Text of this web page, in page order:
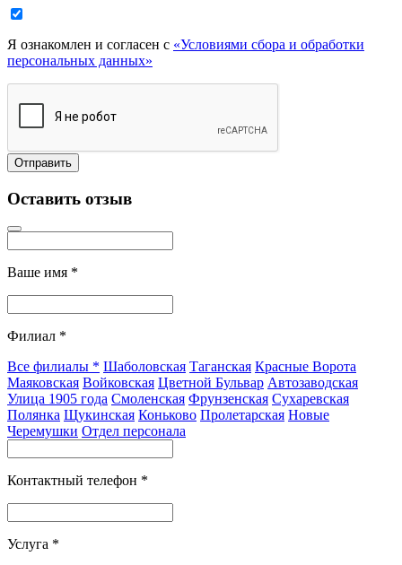
Я ознакомлен и согласен с «Условиями сбора и обработки
персональных данных»
Оставить отзыв
Ваше имя *
Филиал *
Все филиалы * Шаболовская Таганская Красные Ворота
Маяковская Войковская Цветной Бульвар Автозаводская
Улица 1905 года Смоленская Фрунзенская Сухаревская
Полянка Щукинская Коньково Пролетарская Новые
Черемушки Отдел персонала
Контактный телефон *
Услуга *